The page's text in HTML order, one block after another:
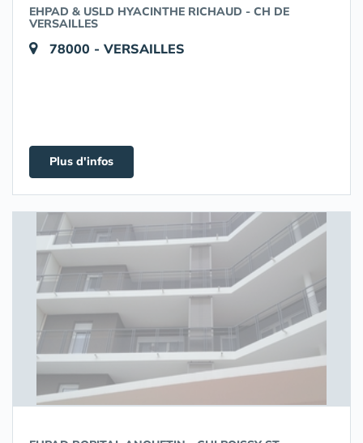
EHPAD & USLD HYACINTHE RICHAUD - CH DE
VERSAILLES
78000 - VERSAILLES
Plus d'infos